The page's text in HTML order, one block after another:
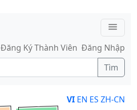
menu
Đăng Ký Thành Viên Đăng Nhập
Tìm
VI EN ES ZH-CN